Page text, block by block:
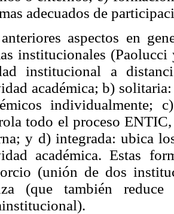
adecuados de
aspectos en
institucionales
institucional a
académica; b)
individualmente;
todo el proceso
y d) integrada: ubica
académica. Estas
(unión de dos
(que también